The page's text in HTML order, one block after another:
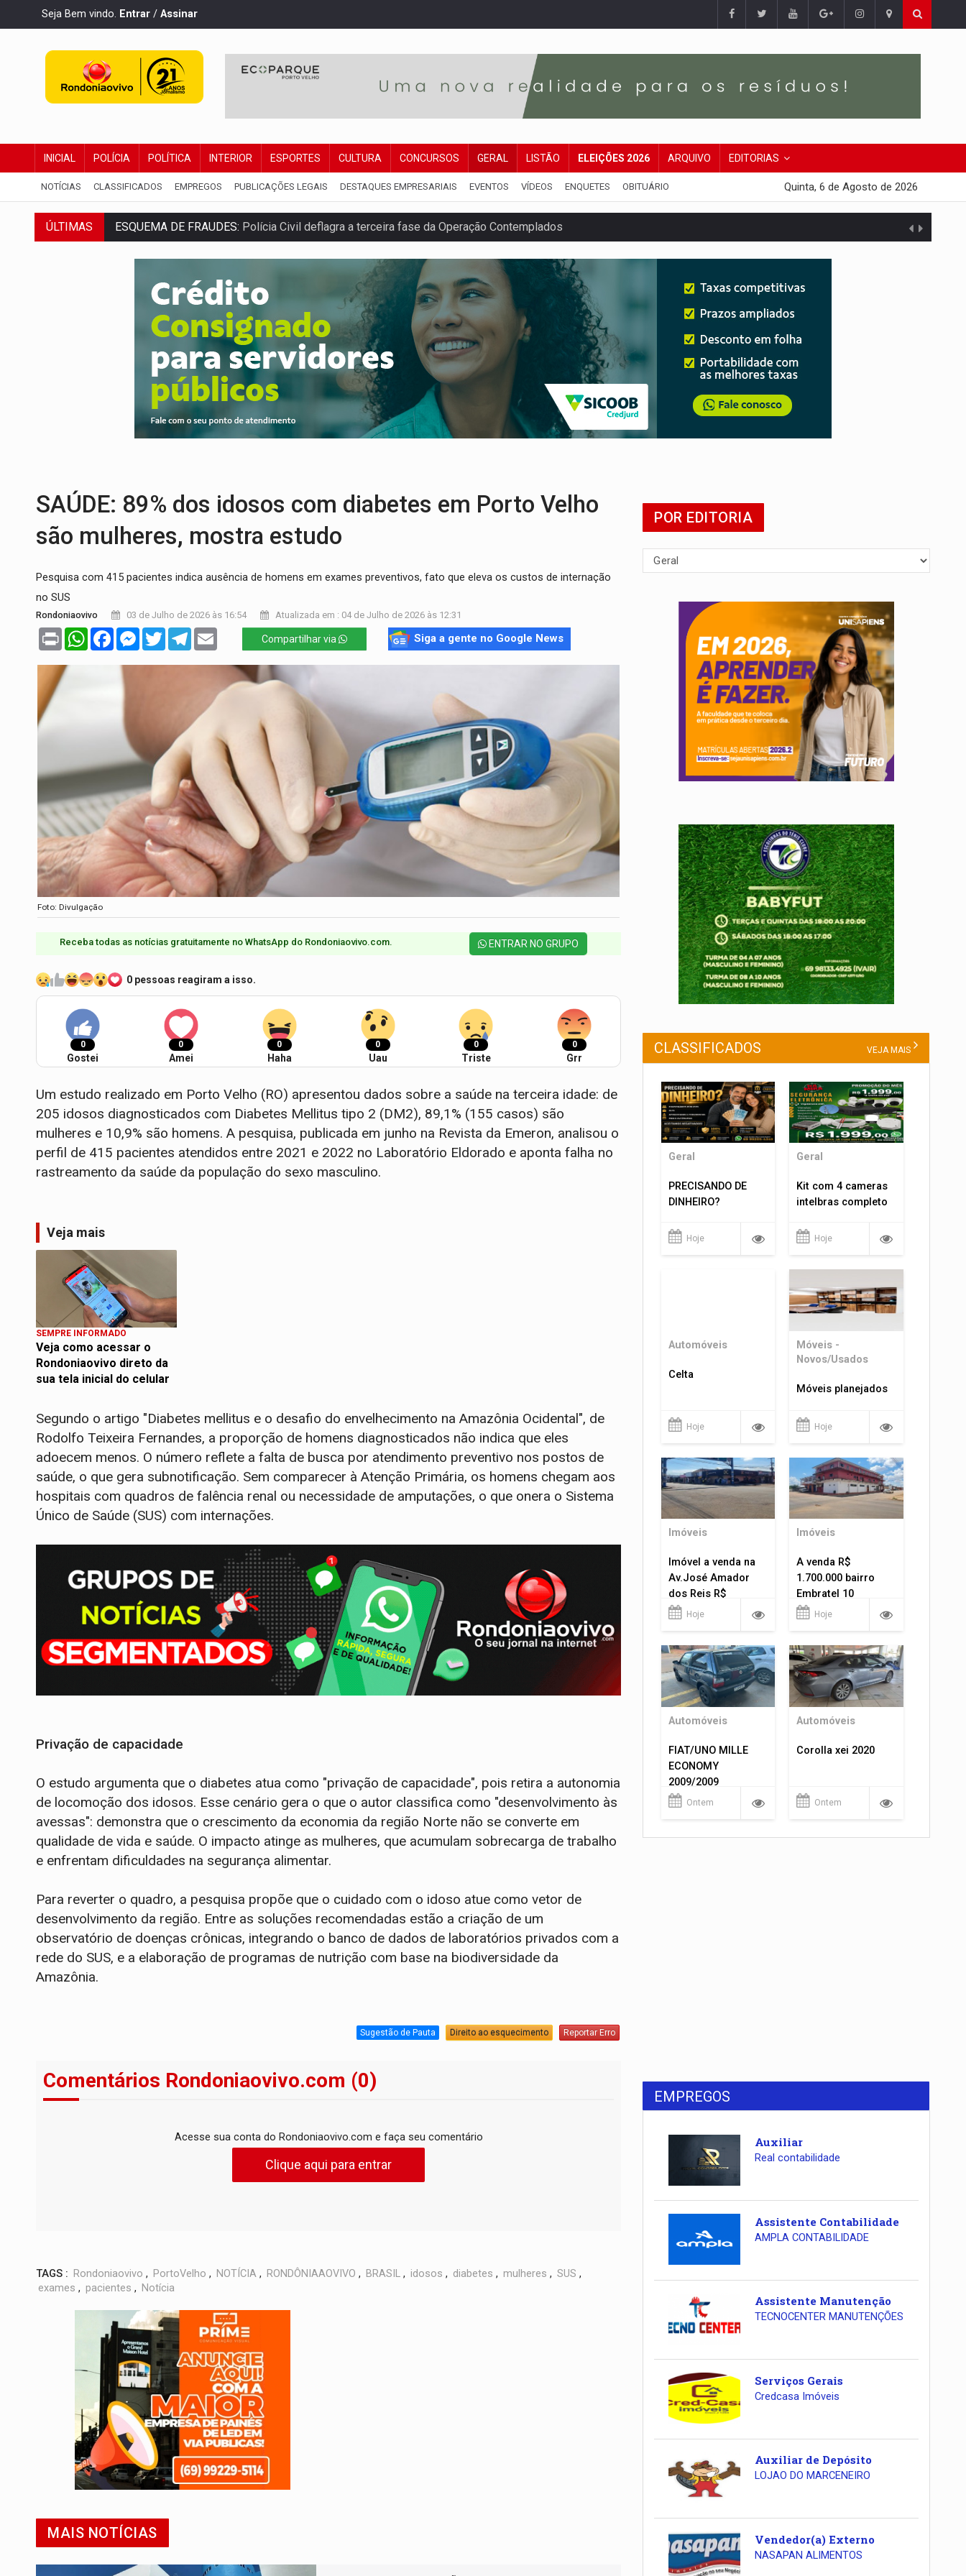
Seja Bem vindo. Entrar / Assinar
INICIAL POLÍCIA POLÍTICA INTERIOR ESPORTES CULTURA CONCURSOS GERAL LISTÃO ELEIÇÕES 2026 ARQUIVO EDITORIAS
NOTÍCIAS CLASSIFICADOS EMPREGOS PUBLICAÇÕES LEGAIS DESTAQUES EMPRESARIAIS EVENTOS VÍDEOS ENQUETES OBITUÁRIO Quinta, 6 de Agosto de 2026
ÚLTIMAS ESQUEMA DE FRAUDES: Polícia Civil deflagra a terceira fase da Operação Contemplados
ASSESSOR FLAGRADO:Empresa e ONG que recebeu R$ 12 mi em emendas estão no mesmo endereço
INFLUENCIARIA ELEIÇÕES: Justiça Eleitoral manda tirar vídeo com suposta deepfake do ar em RO
CONEXÃO RONDONIAOVIVO: Marcio Barreto, pres. da ABAV-RO, alerta sobre golpes na compra de passagens
DA RECICLAGEM AO SUCESSO: A trajetória de superação de Carlinhos Barbershop
'RIO OMERÊ':MPF pede condenação do Banco do Brasil por financiar atividade pecuária em TI
INFRAESTRUTURA:Vilhena realiza audiência pública sobre modernização da BR-364
SEM SISTEMA:Falha afeta atendimentos na Policlínica Oswaldo Cruz
SAÚDE: 89% dos idosos com diabetes em Porto Velho
são mulheres, mostra estudo
Pesquisa com 415 pacientes indica ausência de homens em exames preventivos, fato que eleva os custos de internação
no SUS
Rondoniaovivo 03 de Julho de 2026 às 16:54 Atualizada em : 04 de Julho de 2026 às 12:31
Print WhatsAppFacebookMessenger
TwitterTelegram Compartilhar via Siga a gente no Google News
Foto: Divulgação
Receba todas as notícias gratuitamente no WhatsApp do Rondoniaovivo.com.​ ENTRAR NO GRUPO
0 pessoas reagiram a isso.
0
Gostei
0
Amei
0
Haha
0
Uau
0
Triste
0
Grr
Um estudo realizado em Porto Velho (RO) apresentou dados sobre a saúde na terceira idade: de
205 idosos diagnosticados com Diabetes Mellitus tipo 2 (DM2), 89,1% (155 casos) são
mulheres e 10,9% são homens. A pesquisa, publicada em junho na Revista da Emeron, analisou o
perfil de 415 pacientes atendidos entre 2021 e 2022 no Laboratório Eldorado e aponta falha no
rastreamento da saúde da população do sexo masculino.
Veja mais
SEMPRE INFORMADO
Veja como acessar o
Rondoniaovivo direto da
sua tela inicial do celular
Segundo o artigo "Diabetes mellitus e o desafio do envelhecimento na Amazônia Ocidental", de
Rodolfo Teixeira Fernandes, a proporção de homens diagnosticados não indica que eles
adoecem menos. O número reflete a falta de busca por atendimento preventivo nos postos de
saúde, o que gera subnotificação. Sem comparecer à Atenção Primária, os homens chegam aos
hospitais com quadros de falência renal ou necessidade de amputações, o que onera o Sistema
Único de Saúde (SUS) com internações.
Privação de capacidade
O estudo argumenta que o diabetes atua como "privação de capacidade", pois retira a autonomia
de locomoção dos idosos. Esse cenário gera o que o autor classifica como "desenvolvimento às
avessas": demonstra que o crescimento da economia da região Norte não se converte em
qualidade de vida e saúde. O impacto atinge as mulheres, que acumulam sobrecarga de trabalho
e enfrentam dificuldades na segurança alimentar.
Para reverter o quadro, a pesquisa propõe que o cuidado com o idoso atue como vetor de
desenvolvimento da região. Entre as soluções recomendadas estão a criação de um
observatório de doenças crônicas, integrando o banco de dados de laboratórios privados com a
rede do SUS, e a elaboração de programas de nutrição com base na biodiversidade da
Amazônia.
Sugestão de Pauta Direito ao esquecimento Reportar Erro
Comentários Rondoniaovivo.com (0)
Acesse sua conta do Rondoniaovivo.com e faça seu comentário
Clique aqui para entrar
TAGS : Rondoniaovivo , PortoVelho , NOTÍCIA , RONDÔNIAAOVIVO , BRASIL , idosos , diabetes , mulheres , SUS ,
exames , pacientes , Notícia
MAIS NOTÍCIAS
POR EDITORIA
CLASSIFICADOS VEJA MAIS
Geral
PRECISANDO DE
DINHEIRO?
Hoje
Geral
Kit com 4 cameras
intelbras completo
Hoje
Automóveis
Celta
Hoje
Móveis -
Novos/Usados
Móveis planejados
Hoje
Imóveis
Imóvel a venda na
Av.José Amador
dos Reis R$
1.400.000
Hoje
Imóveis
A venda R$
1.700.000 bairro
Embratel 10
apartamentos!
Hoje
Automóveis
FIAT/UNO MILLE
ECONOMY
2009/2009
Ontem
Automóveis
Corolla xei 2020
Ontem
EMPREGOS
Auxiliar
Real contabilidade
Assistente Contabilidade
AMPLA CONTABILIDADE
Assistente Manutenção
TECNOCENTER MANUTENÇÕES
Serviços Gerais
Credcasa Imóveis
Auxiliar de Depósito
LOJAO DO MARCENEIRO
Vendedor(a) Externo
NASAPAN ALIMENTOS